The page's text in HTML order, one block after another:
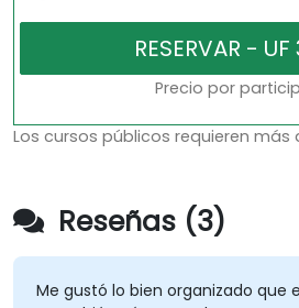
Precio por
Los cursos públicos requieren
Reseñas (3)
Me gustó lo bien organizado que